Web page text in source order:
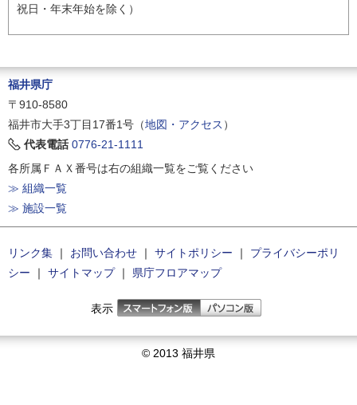
祝日・年末年始を除く）
福井県庁
〒910-8580
福井市大手3丁目17番1号（地図・アクセス ）
代表電話 0776-21-1111
各所属ＦＡＸ番号は右の組織一覧をご覧ください
≫ 組織一覧
≫ 施設一覧
リンク集 ｜ お問い合わせ ｜ サイトポリシー ｜
プライバシーポリ
シー ｜ サイトマップ｜ 県庁フロアマップ
表示
© 2013 福井県